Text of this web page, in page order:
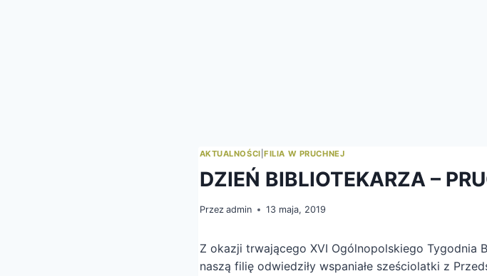
AKTUALNOŚCI |FILIA W PRUCHNEJ
DZIEŃ BIBLIOTEKARZA –
Przez admin 13 maja, 2019
Z okazji trwającego XVI Ogólnopolskiego Tygodnia
naszą filię odwiedziły wspaniałe sześciolatki z